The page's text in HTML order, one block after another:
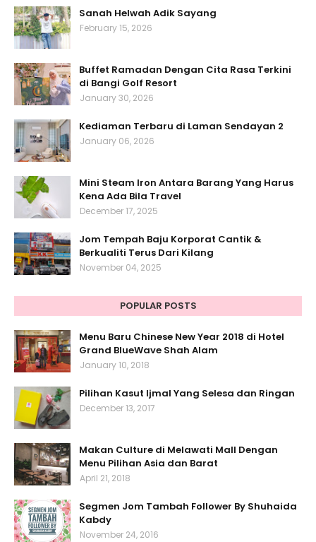
Sanah Helwah Adik Sayang
February 15, 2026
Buffet Ramadan Dengan Cita Rasa Terkini
di Bangi Golf Resort
January 30, 2026
Kediaman Terbaru di Laman Sendayan 2
January 06, 2026
Mini Steam Iron Antara Barang Yang Harus
Kena Ada Bila Travel
December 17, 2025
Jom Tempah Baju Korporat Cantik &
Berkualiti Terus Dari Kilang
November 04, 2025
POPULAR POSTS
Menu Baru Chinese New Year 2018 di Hotel
Grand BlueWave Shah Alam
January 10, 2018
Pilihan Kasut Ijmal Yang Selesa dan Ringan
December 13, 2017
Makan Culture di Melawati Mall Dengan
Menu Pilihan Asia dan Barat
April 21, 2018
Segmen Jom Tambah Follower By Shuhaida
Kabdy
November 24, 2016